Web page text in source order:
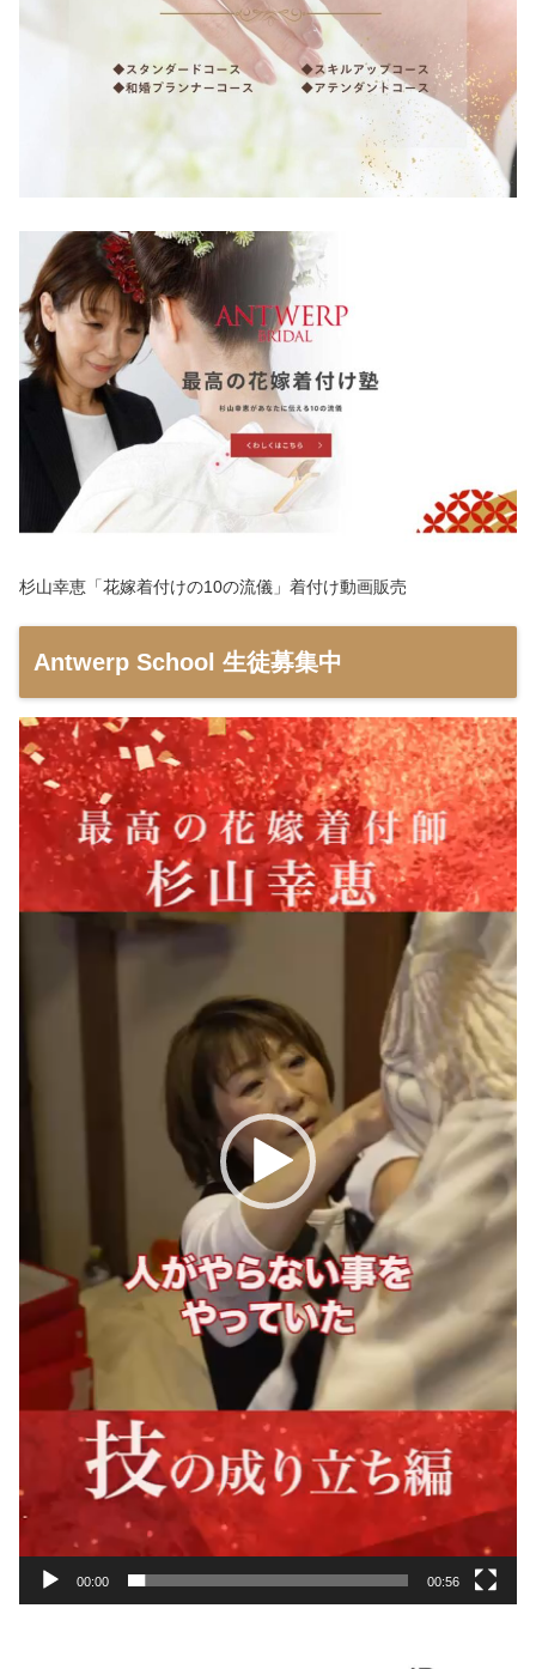
杉山幸恵「花嫁着付けの10の流儀」着付け動画販売
Antwerp School 生徒募集中
動
画
プ
ー
00:00 00:56